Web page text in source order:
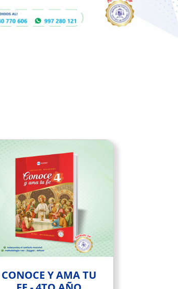
CONOCE Y AMA TU